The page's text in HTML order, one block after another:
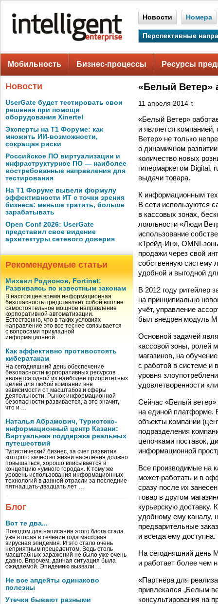
Новости Номера
Перспективные
Мобильность Бизнес-процессы Ресурсы
Новости
UserGate будет тестировать свои
решения при помощи
оборудования Xinertel
Эксперты на Т1 Форуме: как
множить ИИ-возможности,
сокращая риски
Российское ПО виртуализации и
инфраструктурное ПО — наиболее
востребованные направления для
тестирования
На Т1 Форуме вывели формулу
эффективности ИТ с точки зрения
бизнеса: меньше тратить, больше
зарабатывать
Open Conf 2026: UserGate
представил свое видение
архитектуры сетевого доверия
Рекомендуемые статьи
Михаил Родионов, Fortinet:
Развиваясь по известным законам
В настоящее время информационная
безопасность представляет собой вполне
самостоятельное мощное направление
корпоративной автоматизации.
Естественно, что в таких условиях
направление это все теснее связывается
с вопросами прикладной
информационной …
Как эффективно противостоять
кибератакам
На сегодняшний день обеспечение
безопасности корпоративных ресурсов
является одной из наиболее приоритетных
целей для любой компании вне
зависимости от масштабов и сферы
деятельности. Рынок информационной
безопасности развивается, а это значит,
что и …
Наталья Абрамович, Туристско-
информационный центр Казани:
Виртуальная поддержка реальных
путешествий
Туристический бизнес, за счет развития
которого качество жизни населения должно
повышаться, хорошо вписывается в
концепцию «умного города». К тому же
уровень использования информационных
технологий в данной отрасли за последние
пятнадцать-двадцать лет …
Блог
Вот те два...
Поводом для написания этого блога стала
уже вторая в течение года массовая
вирусная эпидемия. И это стало очень
неприятным прецедентом. Ведь столь
масштабных заражений не было уже очень
давно. Впрочем, данная ситуация была
ожидаемой. Эпидемию вызвали …
Не все апдейты одинаково
полезны
Утечки бывают разными
«Белый Ветер»
11 апреля 2014 г.
«Белый Ветер»
и является
Ветер» не только
о динамичном
количество новых
гипермаркетом Digital.
выдачи товара.
К информационным
В сети используются
в кассовых зонах,
лояльности «Люди
использование
«Трейд-Ин», OMNI-
продажи через свой
собственную систему
удобной и выгодной
В 2012 году ритейлер
на принципиально
учёт, управление
был внедрен модуль
Основной задачей
кассовой зоны, ролей
магазинов, на
с работой в системе и
уровня
удовлетворенности
Сейчас «Белый ветер»
на единой платформе.
объекты компании
подразделения
цепочками поставок,
информационной
Все производимые на
может работать и в
сразу после их
товар в другом
курьерскую доставку.
удобному ему каналу,
предварительные
и всегда ему доступна.
На сегодняшний день
и работает более чем
«Партнёра для
привлекался „Белым
консультирования на